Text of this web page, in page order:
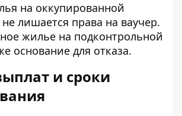
на оккупированной
лишается права на ваучер.
жилье на подконтрольной
основание для отказа.
и сроки